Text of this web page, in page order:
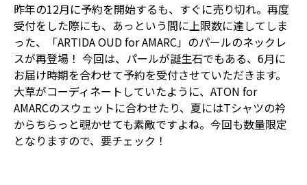
昨年の12月に予約を開始するも、すぐに売り切れ。再度
受付をした際にも、あっという間に上限数に達してしま
った、「ARTIDA OUD for AMARC」のパールのネックレ
スが再登場！ 今回は、パールが誕生石でもある、6月に
お届け時期を合わせて予約を受付させていただきます。
大草がコーディネートしていたように、ATON for
AMARCのスウェットに合わせたり、夏にはTシャツの衿
からちらっと覗かせても素敵ですよね。今回も数量限定
となりますので、要チェック！